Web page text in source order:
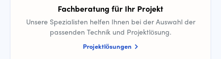
Fachberatung für Ihr Projekt
Unsere Spezialisten helfen Ihnen bei der Auswahl der
passenden Technik und Projektlösung.
Projektlösungen